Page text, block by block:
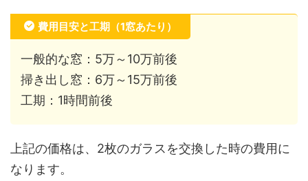
費用目安と工期（1窓あたり）
一般的な窓：5万～10万前後
掃き出し窓：6万～15万前後
工期：1時間前後
上記の価格は、2枚のガラスを交換した時の費用に
なります。